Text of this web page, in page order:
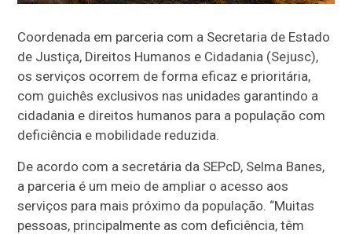
Coordenada em parceria com a Secretaria de Estado
de Justiça, Direitos Humanos e Cidadania (Sejusc),
os serviços ocorrem de forma eficaz e prioritária,
com guichês exclusivos nas unidades garantindo a
cidadania e direitos humanos para a população com
deficiência e mobilidade reduzida.
De acordo com a secretária da SEPcD, Selma Banes,
a parceria é um meio de ampliar o acesso aos
serviços para mais próximo da população. “Muitas
pessoas, principalmente as com deficiência, têm